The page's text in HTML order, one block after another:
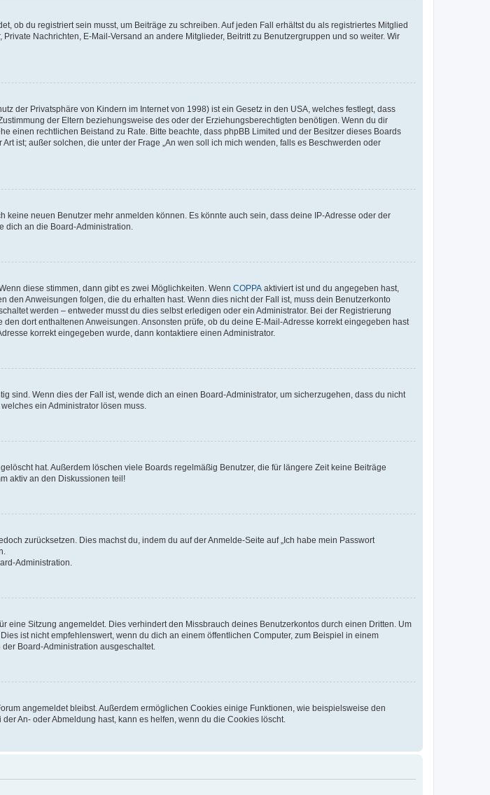
ob du registriert sein musst, um Beiträge zu schreiben. Auf jeden Fall erhältst du als registriertes Mitglied
Nachrichten, E-Mail-Versand an andere Mitglieder, Beitritt zu Benutzergruppen und so weiter. Wir
der Privatsphäre von Kindern im Internet von 1998) ist ein Gesetz in den USA, welches festlegt, dass
der Eltern beziehungsweise des oder der Erziehungsberechtigten benötigen. Wenn du dir
einen rechtlichen Beistand zu Rate. Bitte beachte, dass phpBB Limited und der Besitzer dieses Boards
ist; außer solchen, die unter der Frage „An wen soll ich mich wenden, falls es Beschwerden oder
neuen Benutzer mehr anmelden können. Es könnte auch sein, dass deine IP-Adresse oder der
dich an die Board-Administration.
diese stimmen, dann gibt es zwei Möglichkeiten. Wenn COPPA aktiviert ist und du angegeben hast,
Anweisungen folgen, die du erhalten hast. Wenn dies nicht der Fall ist, muss dein Benutzerkonto
werden – entweder musst du dies selbst erledigen oder ein Administrator. Bei der Registrierung
dort enthaltenen Anweisungen. Ansonsten prüfe, ob du deine E-Mail-Adresse korrekt eingegeben hast
korrekt eingegeben wurde, dann kontaktiere einen Administrator.
sind. Wenn dies der Fall ist, wende dich an einen Board-Administrator, um sicherzugehen, dass du nicht
ein Administrator lösen muss.
hat. Außerdem löschen viele Boards regelmäßig Benutzer, die für längere Zeit keine Beiträge
aktiv an den Diskussionen teil!
zurücksetzen. Dies machst du, indem du auf der Anmelde-Seite auf „Ich habe mein Passwort
Administration.
eine Sitzung angemeldet. Dies verhindert den Missbrauch deines Benutzerkontos durch einen Dritten. Um
ist nicht empfehlenswert, wenn du dich an einem öffentlichen Computer, zum Beispiel in einem
Board-Administration ausgeschaltet.
angemeldet bleibst. Außerdem ermöglichen Cookies einige Funktionen, wie beispielsweise den
An- oder Abmeldung hast, kann es helfen, wenn du die Cookies löscht.